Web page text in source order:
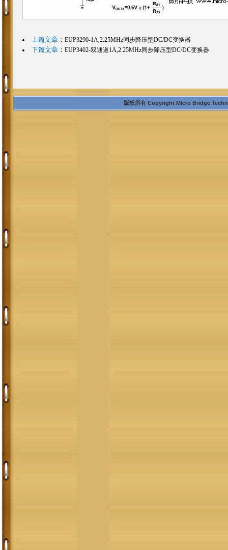
上篇文章： EUP3290-1A,2.25MHz同步降压型DC/DC变换器
下篇文章： EUP3402-双通道1A,2.25MHz同步降压型DC/DC变换器
版权所有 Copyright Micro Bridge